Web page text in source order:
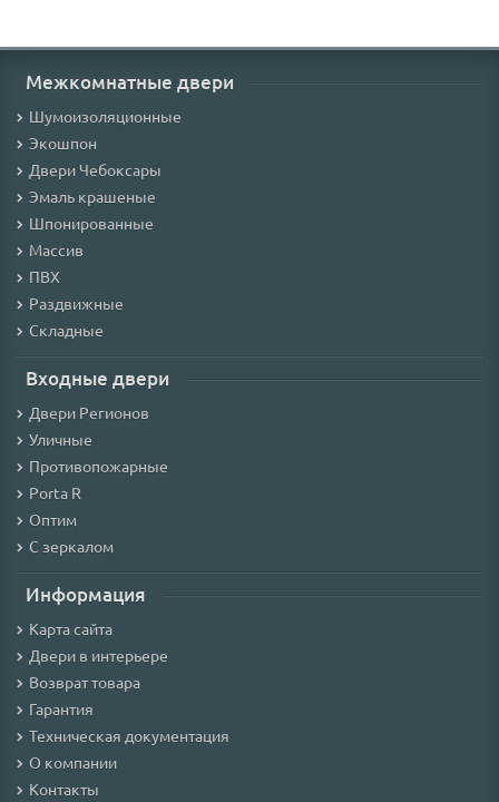
Межкомнатные двери
Шумоизоляционные
Экошпон
Двери Чебоксары
Эмаль крашеные
Шпонированные
Массив
ПВХ
Раздвижные
Складные
Входные двери
Двери Регионов
Уличные
Противопожарные
Porta R
Оптим
С зеркалом
Информация
Карта сайта
Двери в интерьере
Возврат товара
Гарантия
Техническая документация
О компании
Контакты